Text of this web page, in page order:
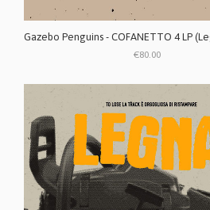
€80.00